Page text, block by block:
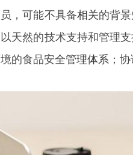
，可能不具备相关的背
天然的技术支持和管理
的食品安全管理体系 ；